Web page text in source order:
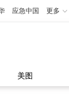
应急中国 更多
美图